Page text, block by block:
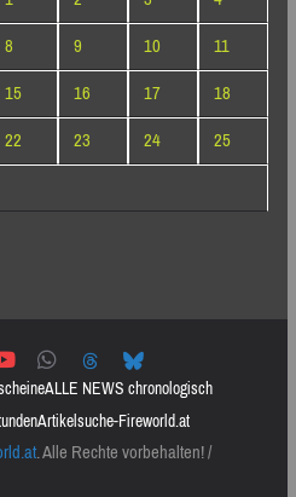
8 9 10
11
15 16 17
18
22 23 24
25
ALLE NEWS chronologisch
Artikelsuche-Fireworld.at
. Alle Rechte vorbehalten! /